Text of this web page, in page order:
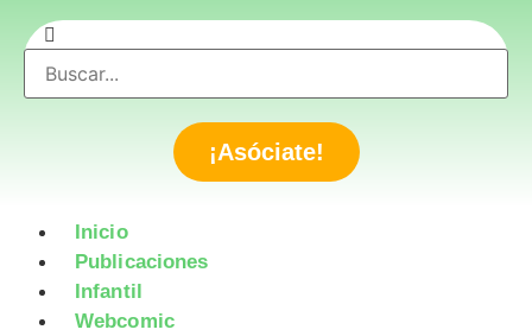
¡Asóciate!
Inicio
Publicaciones
Infantil
Webcomic